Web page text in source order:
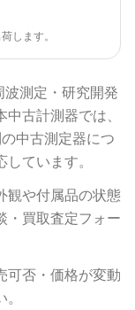
します。
測定・研究開発
中古計測器では、
中古測定器につ
ています。
観や付属品の状態
・買取査定フォー
可否・価格が変動